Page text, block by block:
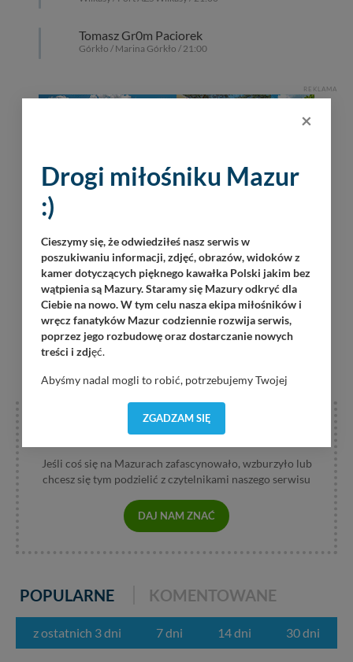
Tomasz Gr0m Paciorek
Górkło / Marina Górkło / 21:00
REKLAMA
DAJ NAM ZNAĆ
Jeśli coś się na Mazurach zafascynowało, wzburzyło lub
chcesz się tym podzielić z czytelnikami naszego serwisu
DAJ NAM ZNAĆ
POPULARNE KOMENTOWANE
z ostatnich 3 dni 7 dni 14 dni 30 dni
×
Drogi miłośniku Mazur
:)
Cieszymy się, że odwiedziłeś nasz serwis w
poszukiwaniu informacji, zdjęć, obrazów, widoków z
kamer dotyczących pięknego kawałka Polski jakim bez
wątpienia są Mazury. Staramy się Mazury odkryć dla
Ciebie na nowo. W tym celu nasza ekipa miłośników i
wręcz fanatyków Mazur codziennie rozwija serwis,
poprzez jego rozbudowę oraz dostarczanie nowych
treści i zdjęć.
Abyśmy nadal mogli to robić, potrzebujemy Twojej
dostosować do Twoich preferencji. Twoje dane (w tym
pliki cookies) będą zapisywane w celu usprawnienia
wyszukania, ulubione miejsca, logowania, itp).
Bezpieczeństwo Twoich danych jest dla nas
zmieniać zakresu naszych uprawnień. Twoje dane są u
nas bezpieczne, jeśli masz wątpliwości co do naszych
informacji uzyskach w naszej Polityce Prywatności
Twoich danych innym podmiotom oraz osobom
ZGADZAM SIĘ